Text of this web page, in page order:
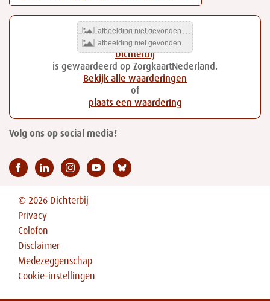
Dichterbij
is gewaardeerd op ZorgkaartNederland.
Bekijk alle waarderingen
of
plaats een waardering
Volg ons op social media!
© 2026 Dichterbij
Privacy
Colofon
Disclaimer
Medezeggenschap
Cookie-instellingen